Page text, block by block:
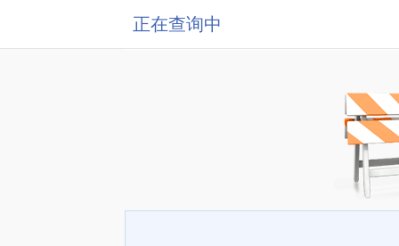
正在查询中